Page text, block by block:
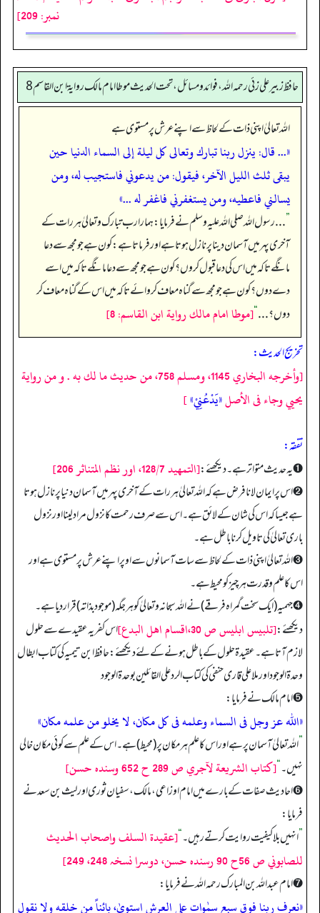
نمبر: 209]
حافظ زبير على زئي رحمه الله، فوائد و مسائل، تحت الحديث موطا امام مالك رواية ابن القاسم 8
اللہ تعالیٰ اپنی ذات کے لحاظ سے اپنے عرش پر مستوی ہے
«... قال: ينزل ربنا تبارك وتعالى كل ليلة إلى السماء الدنيا حين
يبقى ثلث الليل الآخر، فيقول: من يدعوني فاستجيب له، ومن
يسالني فاعطيه، ومن يستغفرني فاغفر له ...»
”. . . رسول اللہ صلی اللہ علیہ وسلم نے فرمایا: ہمارا رب تبارک و تعالیٰ ہر رات کے
آخری پہر میں آسمان دینا پر نازل ہوتا ہے اور فرماتا ہے: کون ہے جو مجھ سے دعا
مانگے تاکہ میں اس کی دعا قبول کروں؟ کون ہے جو مجھ سے دعا مانگے تاکہ میں اسے
دے دوں؟ کون ہے جو مجھ سے گناہ معاف کروائے تاکہ میں اس کے گناہ معاف کر
دوں؟ ...“[موطا امام مالك رواية ابن القاسم: 8]
تخریج الحدیث:
[وأخرجه البخاري 1145، ومسلم 758، من حديث ما لك به . و من رواية
يحيي وجاء فى الأصل«يَدْعُنِيْ»]
تفقه:
➊ یہ حدیث متواتر ہے۔ دیکھئے:[التمهيد 128/7، اور نظم المتناثر 206]
➋ اس پر ایمان لانا فرض ہے کہ اللہ تعالیٰ ہر رات کے آخری پہر میں آسمان دنیا پر نازل ہوتا
ہے جیسا کہ اس کی شان کے لائق ہے۔ اس سے صرف رحمت کا نزول مراد لینا اور نزول
باری تعالیٰ کی تاویل کرنا باطل ہے۔
➌ اللہ تعالیٰ اپنی ذات کے لحاظ سے سات آسمانوں سے اوپر اپنے عرش پر مستوی ہے اور
اس کا علم و قدرت ہر چیز کو محیط ہے۔
➍ جہمیہ (ایک سخت گمراہ فرقے) نے الله سبحانہ وتعالیٰ کو ہر جگہ (موجود بذاتہ) قرار دیا ہے۔
دیکھئے:[تلبيس ابليس ص 30،اقسام اهل البدع]
اس کفریہ عقیدے سے حلول
لازم آتا ہے۔ عقيدة حلول کے باطل ہونے کے لئے دیکھئے: حافظ ابن تیمیہ کی کتاب ابطال
وحدة الوجود اور ملا علی قاری حنفی کی کتاب الرد على القائلين بوحدة الوجود
➎ امام مالک نے فرمایا:
«الله عز وجل فى السماء وعلمه فى كل مكان، لا يخلو من علمه مكان»
”الله تعالیٰ آسمان پر ہے اور اس کا علم ہر مکان پر (محيط) ہے۔ اس کے علم سے کوئی مکان خالی
نہیں۔“[كتاب الشريعة لآجري ص 289 ح 652 وسنده حسن]
➏ احادیث صفات کے بارے میں امام اوزاعی، مالک، سفیان ثوری اور لیث بن سعد نے
فرمایا:
”انہیں بلا کیفیت روایت کرتے رہیں۔“[عقيدة السلف واصحاب الحديث
للصابوني ص 56ح 90 رسندہ حسن، دوسرا نسخہ 248، 249]
➐ امام عبدالله بن المبارک رحمہ اللہ نے فرمایا:
«نعرف ربنا فوق سبع سمٰوات على العرش استويٰ، بائناً من خلقه ولا نقول